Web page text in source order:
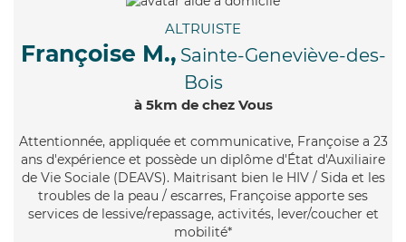
ALTRUISTE
Françoise M., Sainte-Geneviève-des-
Bois
à 5km de chez Vous
Attentionnée, appliquée et communicative, Françoise a 23
ans d'expérience et possède un diplôme d'État d'Auxiliaire
de Vie Sociale (DEAVS). Maitrisant bien le HIV / Sida et les
troubles de la peau / escarres, Françoise apporte ses
services de lessive/repassage, activités, lever/coucher et
mobilité*